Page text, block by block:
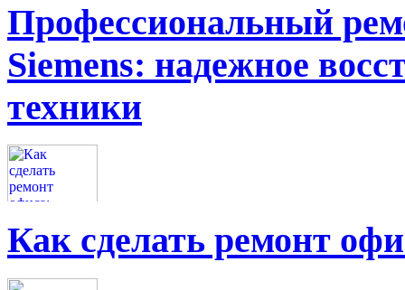
Профессиональный
Siemens: надежное
техники
Как сделать ремонт